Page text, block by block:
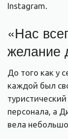
Instagram.
«Нас
желание
До того как у
каждой был
персонала, а
вела